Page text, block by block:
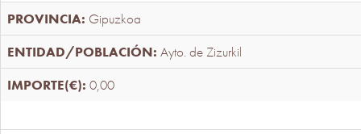
Gipuzkoa
Ayto. de Zizurkil
0,00